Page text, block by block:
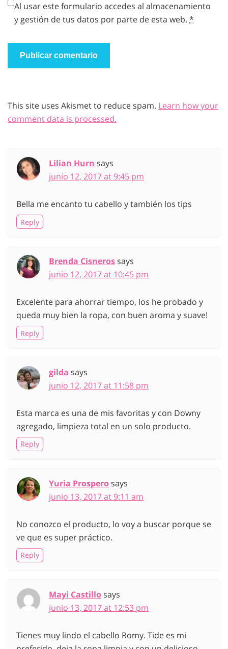
Al usar este formulario accedes al almacenamiento
y gestión de tus datos por parte de esta web. *
This site uses Akismet to reduce spam. Learn how your
comment data is processed.
Lilian Hurn says
junio 12, 2017 at 9:45 pm
Bella me encanto tu cabello y también los tips
Reply
Brenda Cisnerossays
junio 12, 2017 at 10:45 pm
Excelente para ahorrar tiempo, los he probado y
queda muy bien la ropa, con buen aroma y suave!
Reply
gilda says
junio 12, 2017 at 11:58 pm
Esta marca es una de mis favoritas y con Downy
agregado, limpieza total en un solo producto.
Reply
Yuria Prosperosays
junio 13, 2017 at 9:11 am
No conozco el producto, lo voy a buscar porque se
ve que es super práctico.
Reply
Mayi Castillosays
junio 13, 2017 at 12:53 pm
Tienes muy lindo el cabello Romy. Tide es mi